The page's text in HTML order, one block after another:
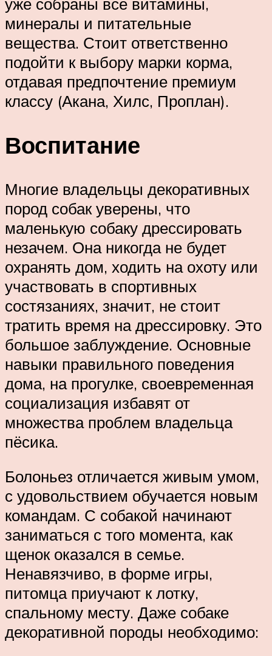
минералы и питательные
вещества. Стоит ответственно
подойти к выбору марки корма,
отдавая предпочтение премиум
классу (Акана, Хилс, Проплан).
Воспитание
Многие владельцы декоративных
пород собак уверены, что
маленькую собаку дрессировать
незачем. Она никогда не будет
охранять дом, ходить на охоту или
участвовать в спортивных
состязаниях, значит, не стоит
тратить время на дрессировку. Это
большое заблуждение. Основные
навыки правильного поведения
дома, на прогулке, своевременная
социализация избавят от
множества проблем владельца
пёсика.
Болоньез отличается живым умом,
с удовольствием обучается новым
командам. С собакой начинают
заниматься с того момента, как
щенок оказался в семье.
Ненавязчиво, в форме игры,
питомца приучают к лотку,
спальному месту. Даже собаке
декоративной породы необходимо: